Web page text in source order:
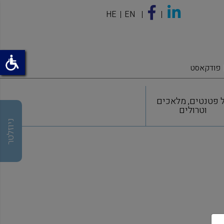
HE EN
פודקאסט
פטנטים, מלאכים
וטרולים
ניוזלטר